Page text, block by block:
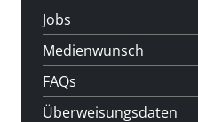
Jobs
Medienwunsch
FAQs
Überweisungsdaten